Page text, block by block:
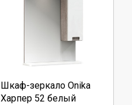
Шкаф-зеркало Onika
Харпер 52 белый
Выберите количество:
Продолжить